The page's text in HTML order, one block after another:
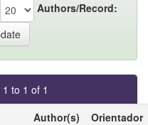
Authors/Record:
to 1 of 1
Author(s)
Orientador